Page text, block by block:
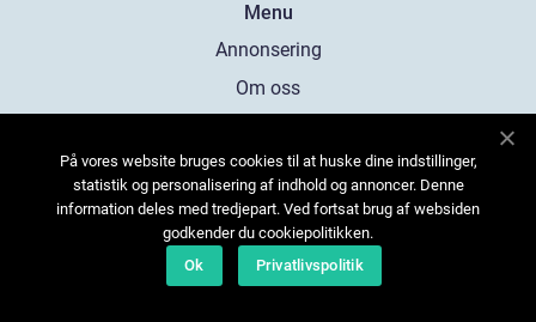
Menu
Annonsering
Om oss
Kontakta oss
Sitemap
På vores website bruges cookies til at huske dine indstillinger,
statistik og personalisering af indhold og annoncer. Denne
information deles med tredjepart. Ved fortsat brug af websiden
godkender du cookiepolitikken.
Ok
Privatlivspolitik